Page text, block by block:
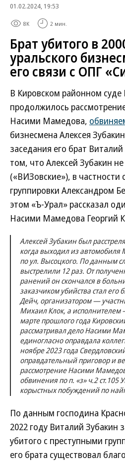
01.02.2024, 19:53
8K 2 мин.
Брат убитого в
уральского
его связи с ОПГ
В Кировском районном суде
продолжилось
Насими Мамедова,
бизнесмена Алексея
заседания его брат
том, что Алексей Зубакин
(«ВИЗовские»), в частности
группировки Александром
этом «Ъ-Урал» рассказал
Насими Мамедова Георгий
Алексей Зубакин был
когда выходил из автомобиля
по ул. Высоцкого. По данным
выстрелили 12 раз. От
ранений он скончался в
заказчиком убийства стал
Дейч, организатором —
Михаил Клок, а
марте прошлого года
рассматривал дело Насими
единогласно оправдала
ноябре 2023 года
оправдательный приговор и
рассмотрение Насими
обвинения по п. «з» ч.2 ст.105
корыстных побуждений по
По данным господина
2022 году Виталий Зубакин
убитого с преступными
его брата существовал